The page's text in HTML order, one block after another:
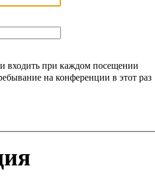
входить при каждом посещении
на конференции в этот раз